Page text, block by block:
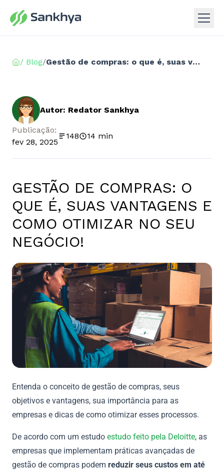
/ Blog/ Gestão de compras: o que é, suas vantagens e como otimizar no seu negócio!
Autor: Redator Sankhya
Publicação:
fev 28, 2025
148 14 min
GESTÃO DE COMPRAS: O
QUE É, SUAS VANTAGENS E
COMO OTIMIZAR NO SEU
NEGÓCIO!
Entenda o conceito de gestão de compras, seus
objetivos e vantagens, sua importância para as
empresas e dicas de como otimizar esses processos.
De acordo com um estudo estudo feito pela Deloitte, as
empresas que implementam práticas avançadas de
gestão de compras podem reduzir seus custos em até